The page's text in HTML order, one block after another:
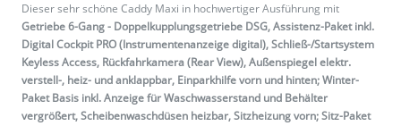
Dieser sehr schöne Caddy Maxi in hochwertiger Ausführung mit
Getriebe 6-Gang - Doppelkupplungsgetriebe DSG, Assistenz-Paket inkl.
Digital Cockpit PRO (Instrumentenanzeige digital), Schließ-/Startsystem
Keyless Access, Rückfahrkamera (Rear View), Außenspiegel elektr.
verstell-, heiz- und anklappbar, Einparkhilfe vorn und hinten; Winter-
Paket Basis inkl. Anzeige für Waschwasserstand und Behälter
vergrößert, Scheibenwaschdüsen heizbar, Sitzheizung vorn; Sitz-Paket